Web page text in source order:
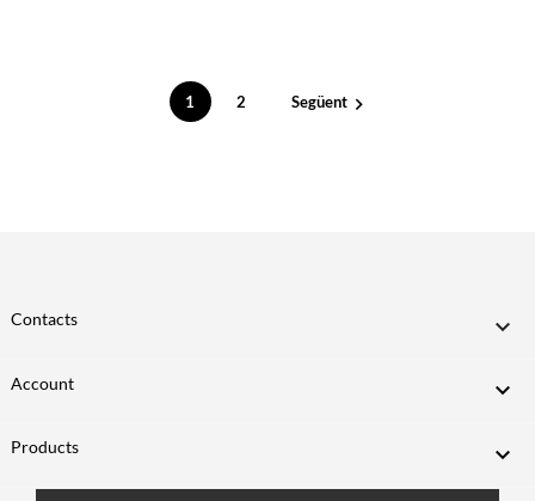
1 2 Següent 
Contacts 
Account 
Products 